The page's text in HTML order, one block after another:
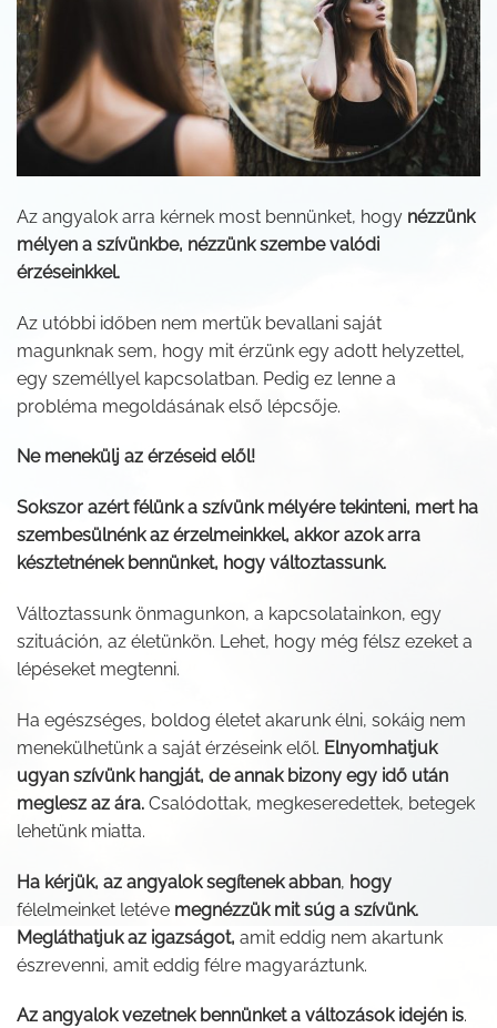
Az angyalok arra kérnek most bennünket, hogy nézzünk
mélyen a szívünkbe, nézzünk szembe valódi
érzéseinkkel.
Az utóbbi időben nem mertük bevallani saját
magunknak sem, hogy mit érzünk egy adott helyzettel,
egy személlyel kapcsolatban. Pedig ez lenne a
probléma megoldásának első lépcsője.
Ne menekülj az érzéseid elől!
Sokszor azért félünk a szívünk mélyére tekinteni, mert ha
szembesülnénk az érzelmeinkkel, akkor azok arra
késztetnének bennünket, hogy változtassunk.
Változtassunk önmagunkon, a kapcsolatainkon, egy
szituáción, az életünkön. Lehet, hogy még félsz ezeket a
lépéseket megtenni.
Ha egészséges, boldog életet akarunk élni, sokáig nem
menekülhetünk a saját érzéseink elől. Elnyomhatjuk
ugyan szívünk hangját, de annak bizony egy idő után
meglesz az ára. Csalódottak, megkeseredettek, betegek
lehetünk miatta.
Ha kérjük, az angyalok segítenek abban, hogy
félelmeinket letéve megnézzük mit súg a szívünk.
Megláthatjuk az igazságot, amit eddig nem akartunk
észrevenni, amit eddig félre magyaráztunk.
Az angyalok vezetnek bennünket a változások idején is.